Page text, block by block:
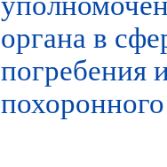
органа в
погребения